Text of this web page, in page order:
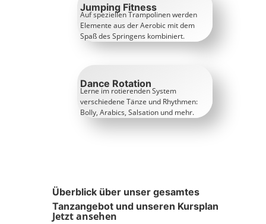
Jumping Fitness
Auf speziellen Trampolinen werden
Elemente aus der Aerobic mit dem
Spaß des Springens kombiniert.
Dance Rotation
Lerne im rotierenden System
verschiedene Tänze und Rhythmen:
Bolly, Arabics, Salsation und mehr.
Überblick über unser gesamtes
Tanzangebot und unseren Kursplan
Jetzt ansehen